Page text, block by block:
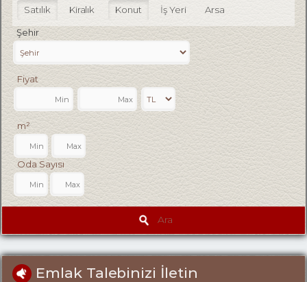
Satılık Kiralık Konut İş Yeri Arsa
Şehir
Fiyat
m²
Oda Sayısı
Ara
Emlak Talebinizi İletin